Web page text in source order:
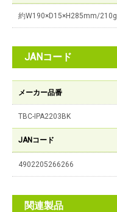
約W190×D15×H285mm/210g
JANコード
メーカー品番
TBC-IPA2203BK
JANコード
4902205266266
関連製品